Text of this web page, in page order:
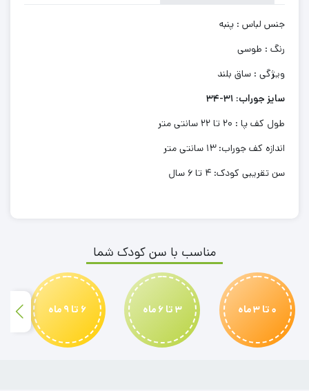
جنس لباس : پنبه
رنگ : طوسی
ویژگی : ساق بلند
سایز جوراب: 31-34
طول کف پا : 20 تا 22 سانتی متر
اندازه کف جوراب: 13 سانتی متر
سن تقریبی کودک: 4 تا 6 سال
مناسب با سن کودک شما
0 تا 3 ماه 3 تا 6 ماه 6 تا 9 ماه